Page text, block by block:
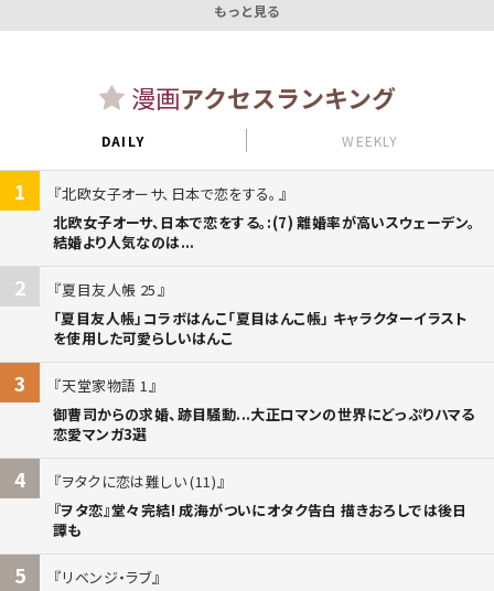
もっと見る
漫画アクセスランキング
DAILY WEEKLY
1
北欧女子オーサ、日本で恋をする。
北欧女子オーサ、日本で恋をする。:(7) 離婚率が高いスウェーデン。
結婚より人気なのは...
2
夏目友人帳 25
「夏目友人帳」コラボはんこ「夏目はんこ帳」 キャラクターイラスト
を使用した可愛らしいはんこ
3
天堂家物語 1
御曹司からの求婚、跡目騒動...大正ロマンの世界にどっぷりハマる
恋愛マンガ3選
4
ヲタクに恋は難しい (11)
『ヲタ恋』堂々完結! 成海がついにオタク告白 描きおろしでは後日
譚も
5
リベンジ・ラブ